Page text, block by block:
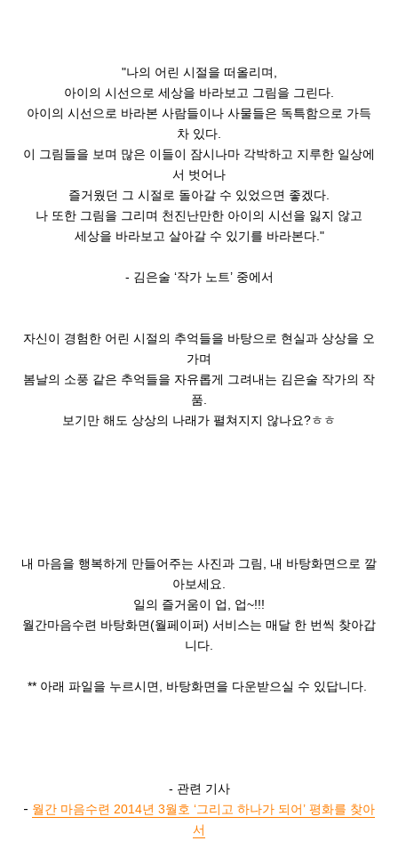
"나의 어린 시절을 떠올리며
아이의 시선으로 세상을 바라보고 그림을 그린다
아이의 시선으로 바라본 사람들이나 사물들은 독특함으로 가득
차 있다
이 그림들을 보며 많은 이들이 잠시나마 각박하고 지루한 일상에
서 벗어나
즐거웠던 그 시절로 돌아갈 수 있었으면 좋겠다
나 또한 그림을 그리며 천진난만한 아이의 시선을 잃지 않고
세상을 바라보고 살아갈 수 있기를 바라본다."
- 김은술 ‘작가 노트’ 중에서
자신이 경험한 어린 시절의 추억들을 바탕으로 현실과 상상을 오
가며
봄날의 소풍 같은 추억들을 자유롭게 그려내는 김은술 작가의 작
품
보기만 해도 상상의 나래가 펼쳐지지 않나요?ㅎㅎ
내 마음을 행복하게 만들어주는 사진과 그림
내 바탕화면으로 깔
아보세요
일의 즐거움이 업
업~!!!
월간마음수련 바탕화면(월페이퍼) 서비스는 매달 한 번씩 찾아갑
니다
** 아래 파일을 누르시면, 바탕화면을 다운받으실 수 있답니다.
- 관련 기사
- 월간 마음수련 2014년 3월호 ‘그리고 하나가 되어’ 평화를 찾아
서